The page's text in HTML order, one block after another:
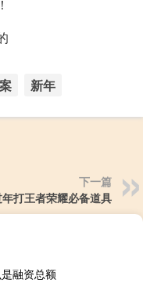
新年
下一篇
打王者荣耀必备道具
融资总额